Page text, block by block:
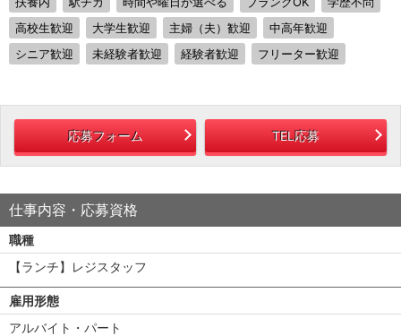
高校生歓迎
大学生歓迎 主婦（夫）歓迎
中高年歓迎
シニア歓迎
未経験者歓迎 経験者歓迎 フリーター歓迎
応募フォーム TEL応募
仕事内容・応募資格
職種
【ランチ】レジスタッフ
雇用形態
アルバイト・パート